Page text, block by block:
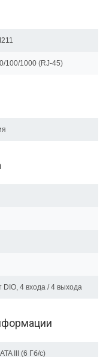
I211
100/1000 (RJ-45)
DIO, 4 входа / 4 выхода
III (6 Гб/с)